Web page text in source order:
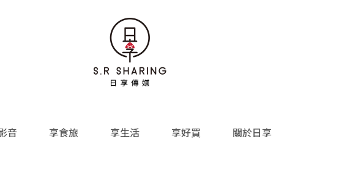
音 享食旅 享生活 享好買 關於日享